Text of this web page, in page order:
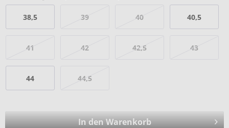
38,5 39 40 40,5
41 42 42,5 43
44 44,5
In den Warenkorb